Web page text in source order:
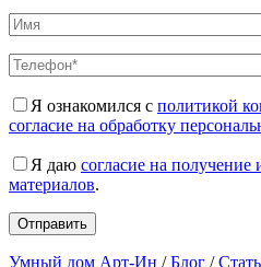
Я ознакомился с политикой
согласие на обработку
Я даю согласие на
материалов.
Умный дом Арт-Ин /Блог /